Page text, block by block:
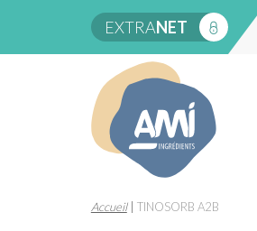
EXTRANET
Accueil| TINOSORB A2B